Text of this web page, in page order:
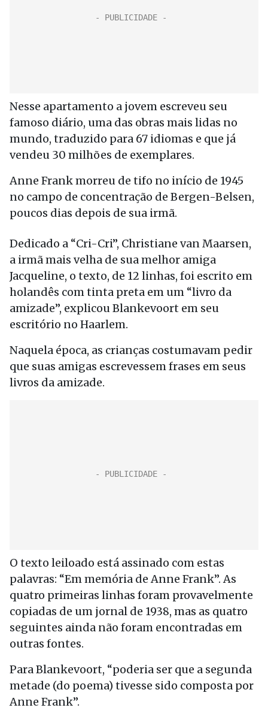
Nesse apartamento a jovem escreveu seu
famoso diário, uma das obras mais lidas no
mundo, traduzido para 67 idiomas e que já
vendeu 30 milhões de exemplares.
Anne Frank morreu de tifo no início de 1945
no campo de concentração de Bergen-Belsen,
poucos dias depois de sua irmã.
Dedicado a “Cri-Cri”, Christiane van Maarsen,
a irmã mais velha de sua melhor amiga
Jacqueline, o texto, de 12 linhas, foi escrito em
holandês com tinta preta em um “livro da
amizade”, explicou Blankevoort em seu
escritório no Haarlem.
Naquela época, as crianças costumavam pedir
que suas amigas escrevessem frases em seus
livros da amizade.
O texto leiloado está assinado com estas
palavras: “Em memória de Anne Frank”. As
quatro primeiras linhas foram provavelmente
copiadas de um jornal de 1938, mas as quatro
seguintes ainda não foram encontradas em
outras fontes.
Para Blankevoort, “poderia ser que a segunda
metade (do poema) tivesse sido composta por
Anne Frank”.